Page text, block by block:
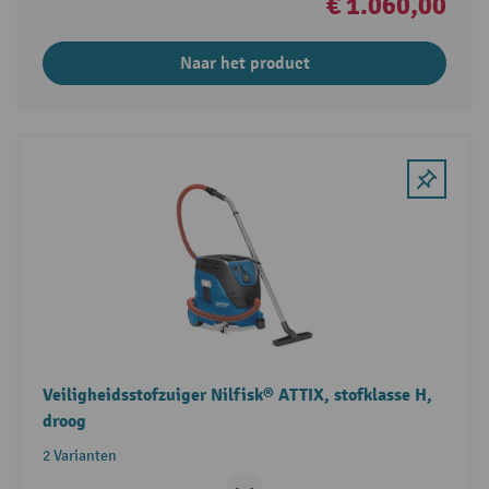
Naar het product
Veiligheidsstofzuiger Nilfisk® ATTIX, stofklasse H,
droog
2 Varianten